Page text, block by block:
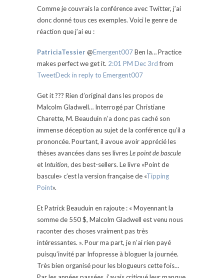
Comme je couvrais la conférence avec Twitter, j’ai
donc donné tous ces exemples. Voici le genre de
réaction que j’ai eu :
PatriciaTessier@Emergent007Ben la… Practice
makes perfect we get it. 2:01 PM Dec 3rd from
TweetDeck in reply to Emergent007
Get it ??? Rien d’original dans les propos de
Malcolm Gladwell… Interrogé par Christiane
Charette, M. Beauduin n’a donc pas caché son
immense déception au sujet de la conférence qu’il a
prononcée. Pourtant, il avoue avoir apprécié les
thèses avancées dans ses livresLe point de bascule
et Intuition, des best-sellers. Le livre «Point de
bascule» c’est la version française de «Tipping
Point».
Et Patrick Beauduin en rajoute : « Moyennant la
somme de 550 $, Malcolm Gladwell est venu nous
raconter des choses vraiment pas très
intéressantes. ». Pour ma part, je n’ai rien payé
puisqu’invité par Infopresse à bloguer la journée.
Très bien organisé pour les blogueurs cette fois…